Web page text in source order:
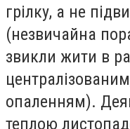
грілку, а не
(незвичайна
звикли жити в
опаленням).
теплою